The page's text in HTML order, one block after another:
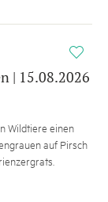
i
| 15.08.2026
Wildtiere einen
auf Pirsch